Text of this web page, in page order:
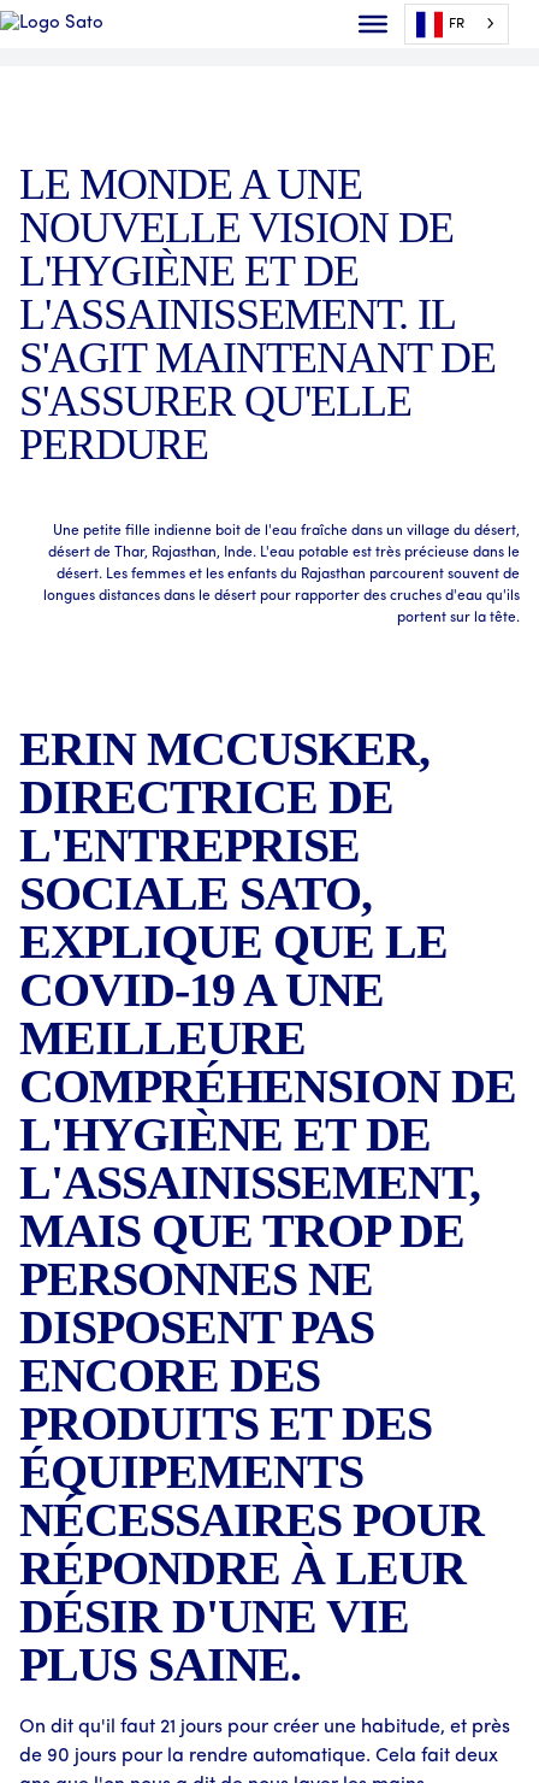
FR
LE MONDE A UNE
NOUVELLE VISION DE
L'HYGIÈNE ET DE
L'ASSAINISSEMENT. IL
S'AGIT MAINTENANT DE
S'ASSURER QU'ELLE
PERDURE
Une petite fille indienne boit de l'eau fraîche dans un village du désert,
désert de Thar, Rajasthan, Inde. L'eau potable est très précieuse dans le
désert. Les femmes et les enfants du Rajasthan parcourent souvent de
longues distances dans le désert pour rapporter des cruches d'eau qu'ils
portent sur la tête.
ERIN MCCUSKER,
DIRECTRICE DE
L'ENTREPRISE
SOCIALE SATO,
EXPLIQUE QUE LE
COVID-19 A UNE
MEILLEURE
COMPRÉHENSION DE
L'HYGIÈNE ET DE
L'ASSAINISSEMENT,
MAIS QUE TROP DE
PERSONNES NE
DISPOSENT PAS
ENCORE DES
PRODUITS ET DES
ÉQUIPEMENTS
NÉCESSAIRES POUR
RÉPONDRE À LEUR
DÉSIR D'UNE VIE
PLUS SAINE.
On dit qu'il faut 21 jours pour créer une habitude, et près
de 90 jours pour la rendre automatique. Cela fait deux